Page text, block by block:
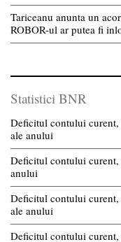
Tariceanu anunta un
ROBOR-ul ar putea fi
Statistici BNR
Deficitul contului
ale anului
Deficitul contului
anului
Deficitul contului
ale anului
Deficitul contului curent,